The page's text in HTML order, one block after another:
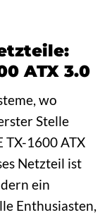
ATX 3.0
wo
Stelle
TX-1600 ATX
Netzteil ist
ein
Enthusiasten,